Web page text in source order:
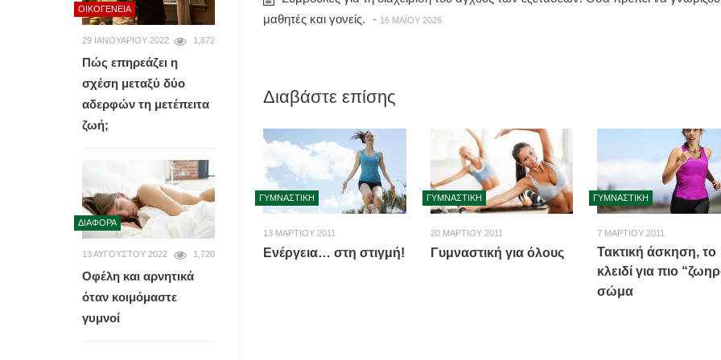
μαθητές και γονείς. - 16 ΜΑΪ́ΟΥ 2026
Διαβάστε επίσης
ΓΥΜΝΑΣΤΙΚΉ
13 ΜΑΡΤΊΟΥ 2011
Ενέργεια… στη στιγμή!
ΓΥΜΝΑΣΤΙΚΉ
20 ΜΑΡΤΊΟΥ 2011
Γυμναστική για όλους
ΓΥΜΝΑΣΤΙΚΉ
7 ΜΑΡΤΊΟΥ 2011
Τακτική άσκηση, το
κλειδί για πιο
σώμα
ΟΙΚΟΓΈΝΕΙΑ
29 ΙΑΝΟΥΑΡΊΟΥ 2022 1,872
Πώς επηρεάζει η
σχέση μεταξύ δύο
αδερφών τη μετέπειτα
ζωή;
ΔΙΆΦΟΡΑ
13 ΑΥΓΟΎΣΤΟΥ 2022 1,720
Οφέλη και αρνητικά
όταν κοιμόμαστε
γυμνοί